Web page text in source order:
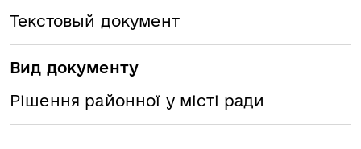
Текстовый документ
Вид документу
Рішення районної у місті ради